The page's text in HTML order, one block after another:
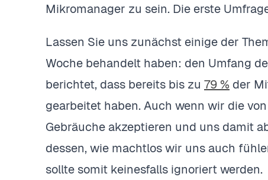
Mikromanager zu sein. Die erste
Lassen Sie uns zunächst einige der
Woche behandelt haben: den Umfang
berichtet, dass bereits bis zu 79 % der
gearbeitet haben. Auch wenn wir die
Gebräuche akzeptieren und uns damit
dessen, wie machtlos wir uns auch
sollte somit keinesfalls ignoriert werden.